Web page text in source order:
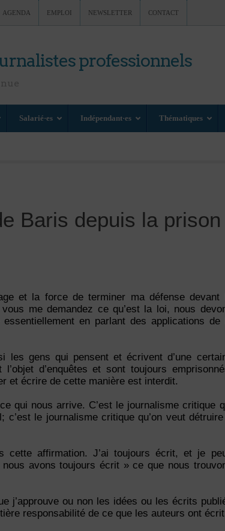
AGENDA EMPLOI NEWSLETTER CONTACT
professionnels
Salarié·es Indépendant·es Thématiques
Baris depuis la prison
et la force de terminer ma défense devant
me demandez ce qu’est la loi, nous
essentiellement en parlant des applications de
les gens qui pensent et écrivent d’une
l’objet d’enquêtes et sont toujours
et écrire de cette manière est interdit.
qui nous arrive. C’est le journalisme critique
c’est le journalisme critique qu’on veut
cette affirmation. J’ai toujours écrit, et je
avons toujours écrit » ce que nous
j’approuve ou non les idées ou les écrits
responsabilité de ce que les auteurs ont